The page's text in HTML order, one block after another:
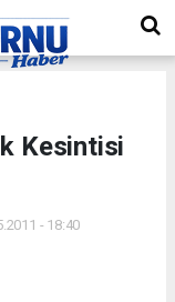
Kesintisi
- 18:40